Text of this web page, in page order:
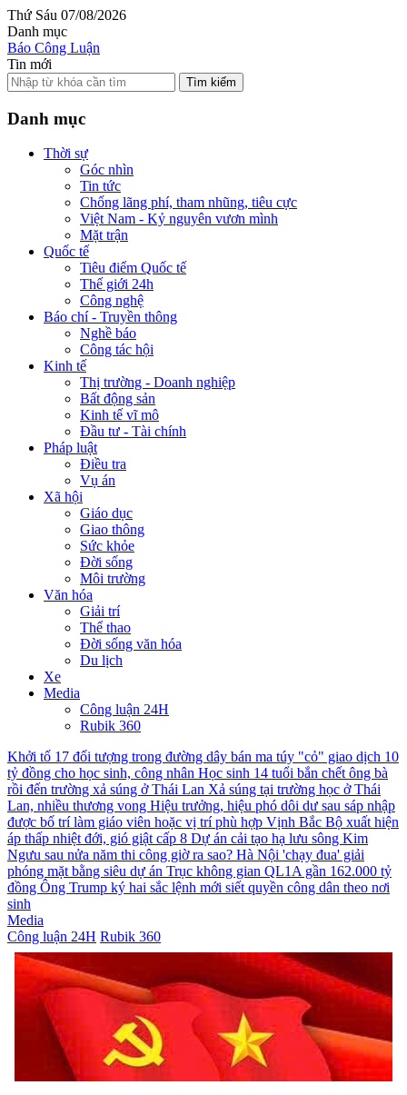
Thứ Sáu 07/08/2026
Danh mục
Báo Công Luận
Tin mới
Tìm kiếm
Danh mục
Thời sự
Góc nhìn
Tin tức
Chống lãng phí, tham nhũng, tiêu cực
Việt Nam - Kỷ nguyên vươn mình
Mặt trận
Quốc tế
Tiêu điểm Quốc tế
Thế giới 24h
Công nghệ
Báo chí - Truyền thông
Nghề báo
Công tác hội
Kinh tế
Thị trường - Doanh nghiệp
Bất động sản
Kinh tế vĩ mô
Đầu tư - Tài chính
Pháp luật
Điều tra
Vụ án
Xã hội
Giáo dục
Giao thông
Sức khỏe
Đời sống
Môi trường
Văn hóa
Giải trí
Thể thao
Đời sống văn hóa
Du lịch
Xe
Media
Công luận 24H
Rubik 360
Khởi tố 17 đối tượng trong đường dây bán ma túy "cỏ" giao dịch 10
tỷ đồng cho học sinh, công nhân Học sinh 14 tuổi bắn chết ông bà
rồi đến trường xả súng ở Thái Lan Xả súng tại trường học ở Thái
Lan, nhiều thương vong Hiệu trưởng, hiệu phó dôi dư sau sáp nhập
được bố trí làm giáo viên hoặc vị trí phù hợp Vịnh Bắc Bộ xuất hiện
áp thấp nhiệt đới, gió giật cấp 8 Dự án cải tạo hạ lưu sông Kim
Ngưu sau nửa năm thi công giờ ra sao? Hà Nội 'chạy đua' giải
phóng mặt bằng siêu dự án Trục không gian QL1A gần 162.000 tỷ
đồng Ông Trump ký hai sắc lệnh mới siết quyền công dân theo nơi
sinh
Media
Công luận 24H Rubik 360